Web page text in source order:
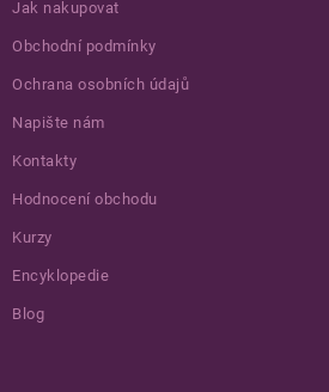
Jak nakupovat
Obchodní podmínky
Ochrana osobních údajů
Napište nám
Kontakty
Hodnocení obchodu
Kurzy
Encyklopedie
Blog